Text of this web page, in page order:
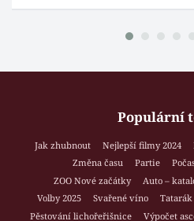
Populární
Jak zhubnout Nejlepší filmy 2024
Změna času
Partie
ZOO Nové začátky
Auto –
Volby 2025
Svařené víno
Pěstování lichořeřišnice
Výpočet